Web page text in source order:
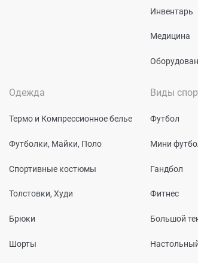
Инвентарь
Медицина
Одежда
Термо и Компрессионное белье
Футболки, Майки, Поло
Спортивные костюмы
Толстовки, Худи
Брюки
Шорты
Виды
Футбол
Мини
Гандбол
Фитнес
Большой